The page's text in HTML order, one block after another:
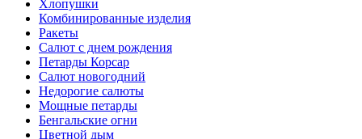
Хлопушки
Комбинированные изделия
Ракеты
Салют с днем рождения
Петарды Корсар
Салют новогодний
Недорогие салюты
Мощные петарды
Бенгальские огни
Цветной дым